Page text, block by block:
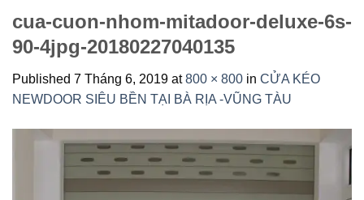
cua-cuon-nhom-mitadoor-deluxe-6s-
90-4jpg-20180227040135
Published 7 Tháng 6, 2019 at800 × 800 in CỬA KÉO
NEWDOOR SIÊU BỀN TẠI BÀ RỊA -VŨNG TÀU